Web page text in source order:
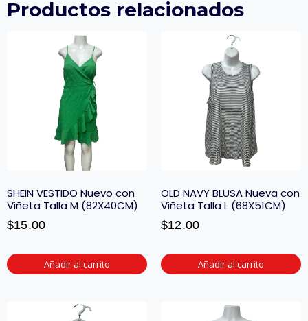
Productos relacionados
SHEIN VESTIDO Nuevo con
Viñeta Talla M (82X40CM)
$15.00
Añadir al carrito
OLD NAVY BLUSA Nueva con
Viñeta Talla L (68X51CM)
$12.00
Añadir al carrito